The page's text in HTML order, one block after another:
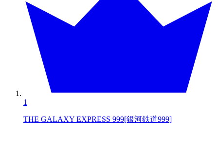
1
THE GALAXY EXPRESS 999[銀河鉄道999]